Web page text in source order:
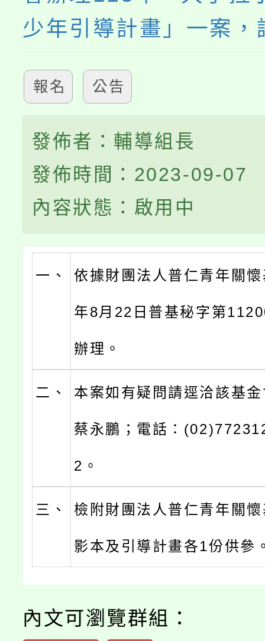
少年引導計畫」一案，
報名 公告
發佈者：輔導組長
發佈時間：2023-09-07
內容狀態：啟用中
一、 依據財團法人普仁青年關
年8月22日普基秘字第
辦理。
二、 本案如有疑問請逕洽該基
蔡永鵬；電話：
2。
三、 檢附財團法人普仁青年關
影本及引導計畫各1份供參
內文可瀏覽群組：